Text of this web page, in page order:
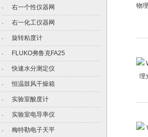
· 右一个性仪器网
· 右一化工仪器网
· 旋转粘度计
· FLUKO弗鲁克FA25
· 快速水分测定仪
· 恒温鼓风干燥箱
· 实验室酸度计
· 实验室电导率仪
· 梅特勒电子天平